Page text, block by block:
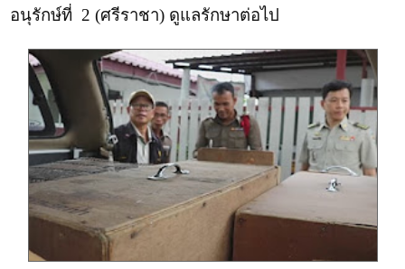
อนุรักษ์ที่ 2 (ศรีราชา) ดูแลรักษาต่อไป